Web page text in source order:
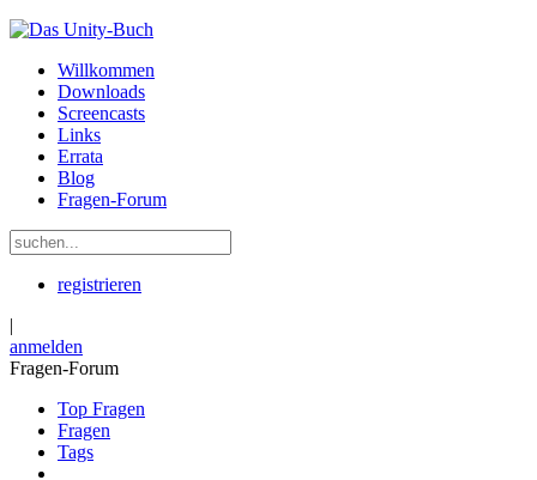
Willkommen
Downloads
Screencasts
Links
Errata
Blog
Fragen-Forum
registrieren
|
anmelden
Fragen-Forum
Top Fragen
Fragen
Tags